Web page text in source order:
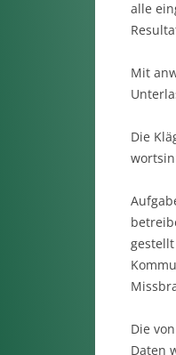
alle
Mit
Die
Die
Daten